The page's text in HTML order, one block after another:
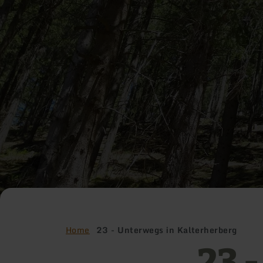
Home 23 - Unterwegs in Kalterherberg